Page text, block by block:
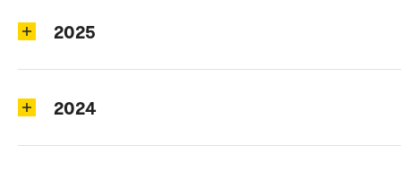
2025
2024